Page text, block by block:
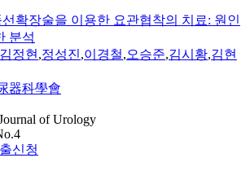
확장술을 이용한 요관협착의 치료: 원인
분석
김정현,정성진,이경철,오승준,김시황,김현
器科學會
of Urology
신청